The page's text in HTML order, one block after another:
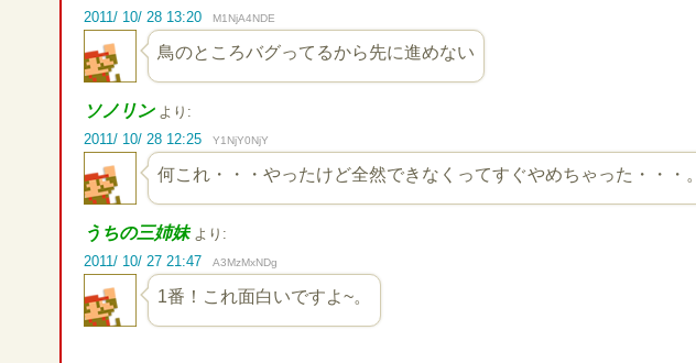
2011/ 10/ 28 13:20
M1NjA4NDE
鳥のところバグってるから先に進めない
ソノリン より:
2011/ 10/ 28 12:25
Y1NjY0NjY
何これ・・・やったけど全然できなくってすぐやめちゃった・・・。
うちの三姉妹 より:
2011/ 10/ 27 21:47
A3MzMxNDg
1番！これ面白いですよ~。